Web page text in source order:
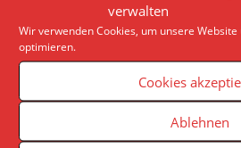
verwalten
Wir verwenden Cookies, um unsere
optimieren.
Cookies
Ablehnen
Die positiven Vorgaben aus den
deutsche Leitindex nicht in
Investoren warten auf wichtige
Covestro-Aktie gewinnt.